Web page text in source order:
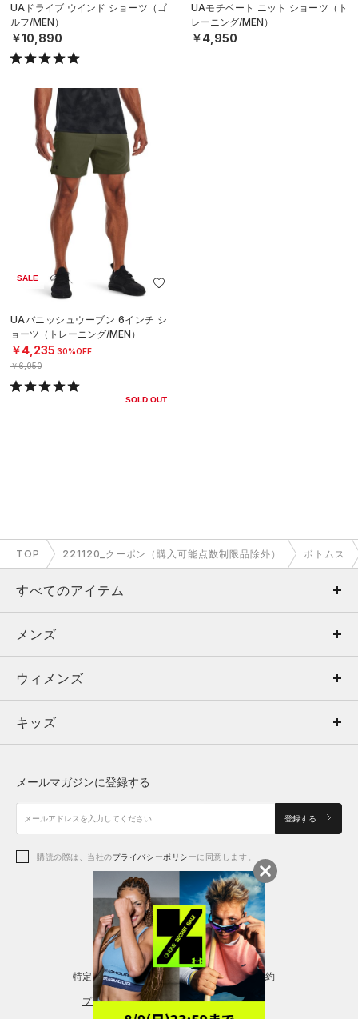
UAドライブ ウインド ショーツ（ゴ
ルフ/MEN）
￥10,890
UAモチベート ニット ショーツ（ト
レーニング/MEN）
￥4,950
SALE
UAバニッシュウーブン 6インチ シ
ョーツ（トレーニング/MEN）
￥4,235 30%OFF
￥6,050
SOLD OUT
TOP 221120_クーポン（購入可能点数制限品除外） ボトムス
すべてのアイテム
メンズ
ウィメンズ
キッズ
アクセサリー
メンズ
トップス
ボトムス
アクセサリー
ウィメンズ
トップス
シューズ
アクセサリー
レギンス＆タイツ
キッズ
シューズ
メールマガジンに登録する
登録する
購読の際は、当社のプライバシーポリシーに同意します。
特定商取引法に基づく通販の表記 会員規約
プライバシーポリシー